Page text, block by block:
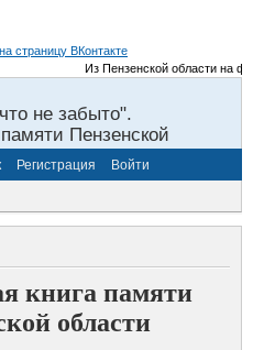
Из Пензенской области на
не забыто".
Пензенской
Регистрация Войти
книга памяти
области